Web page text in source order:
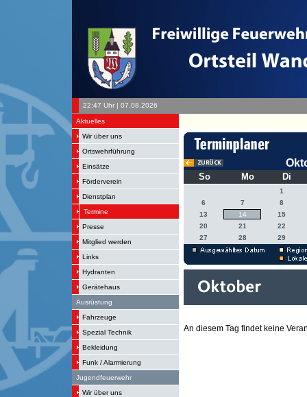
22:47 Uhr | 07.08.2026
Aktuelles
Wir über uns
Ortswehrführung
Einsätze
Förderverein
Dienstplan
Termine
Presse
Mitglied werden
Links
Hydranten
Gerätehaus
Ausrüstung
Fahrzeuge
Spezial Technik
Bekleidung
Funk / Alarmierung
Jugendfeuerwehr
Wir über uns
So Mo Di
1
6
7
8
13
14
15
20
21
22
27
28 29
An diesem Tag findet keine